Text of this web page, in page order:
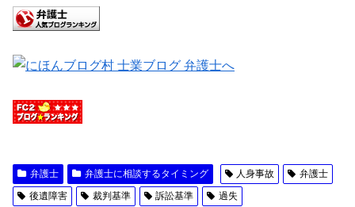
弁護士 弁護士に相談するタイミング 人身事故
弁護士
後遺障害
裁判基準 訴訟基準 過失